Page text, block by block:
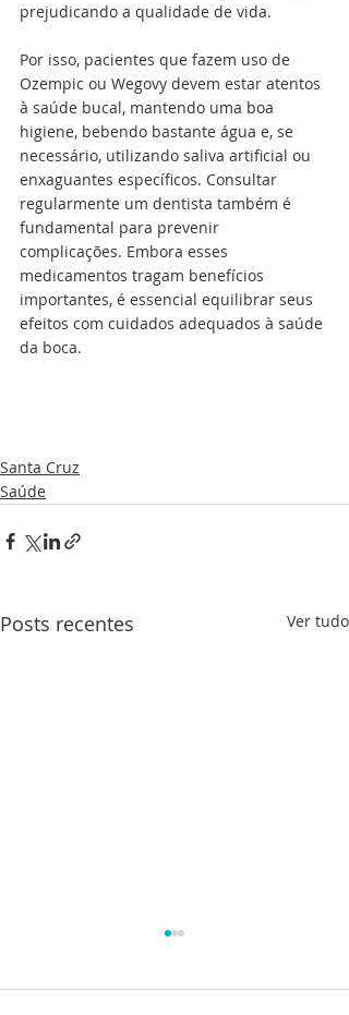
prejudicando a qualidade de vida.
Por isso, pacientes que fazem uso de
Ozempic ou Wegovy devem estar atentos
à saúde bucal, mantendo uma boa
higiene, bebendo bastante água e, se
necessário, utilizando saliva artificial ou
enxaguantes específicos. Consultar
regularmente um dentista também é
fundamental para prevenir
complicações. Embora esses
medicamentos tragam benefícios
importantes, é essencial equilibrar seus
efeitos com cuidados adequados à saúde
da boca.
Santa Cruz
Saúde
Posts recentes Ver tudo